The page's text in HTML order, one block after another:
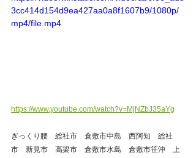
3cc414d154d9ea427aa0a8f1607b9/1080p/
mp4/file.mp4
https://www.youtube.com/watch?v=MjNZbJ35aYg
ぎっくり腰　総社市　倉敷市中島　西阿知　総社
市　新見市　高梁市　倉敷市水島　倉敷市笹沖　上